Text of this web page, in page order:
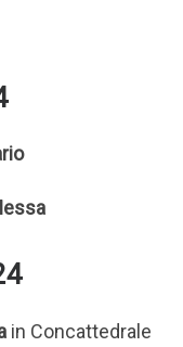
in Concattedrale